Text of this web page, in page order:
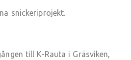
snickeriprojekt.
till K-Rauta i Gräsviken,